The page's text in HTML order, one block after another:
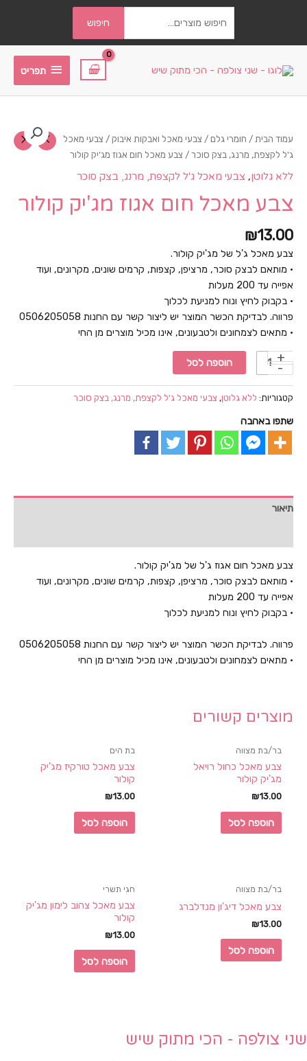
עבור:
חיפוש
תפריט
תפריט
עמוד הבית / חומרי גלם/ צבעי מאכל ואבקות איבוק/ צבעי מאכל
ג'ל לקצפת, מרנג, בצק סוכר/ צבע מאכל חום אגוז מג'יק קולור
ללא גלוטן, צבעי מאכל ג'ל לקצפת, מרנג, בצק סוכר
צבע מאכל חום אגוז מג'יק קולור
₪13.00
צבע מאכל ג'ל של מג'יק קולור.
• מותאם לבצק סוכר, מרציפן, קצפות, קרמים שונים, מקרונים, ועוד
אפייה עד 200 מעלות
• בקבוק לחיץ ונוח למניעת לכלוך
פרווה. לבדיקת הכשר המוצר יש ליצור קשר עם החנות 0506205058
• מתאים לצמחונים ולטבעונים, אינו מכיל מוצרים מן החי
כמות
של
צבע
מאכל
חום
אגוז
מג'יק
הוספה לסל
קטגוריות: ללא גלוטן, צבעי מאכל ג'ל לקצפת, מרנג, בצק סוכר
שתפו באהבה
תיאור
צבע מאכל חום אגוז ג'ל של מג'יק קולור.
• מותאם לבצק סוכר, מרציפן, קצפות, קרמים שונים, מקרונים, ועוד
אפייה עד 200 מעלות
• בקבוק לחיץ ונוח למניעת לכלוך
פרווה. לבדיקת הכשר המוצר יש ליצור קשר עם החנות 0506205058
• מתאים לצמחונים ולטבעונים, אינו מכיל מוצרים מן החי
מוצרים קשורים
בר/בת מצווה
צבע מאכל כחול רויאל
מג'יק קולור
₪13.00
הוספה לסל
בת הים
צבע מאכל טורקיז מג'יק
קולור
₪13.00
הוספה לסל
בר/בת מצווה
צבע מאכל דיג'ון מנדלברג
₪13.00
הוספה לסל
חגי תשרי
צבע מאכל צהוב לימון מג'יק
קולור
₪13.00
הוספה לסל
שני צולפה - הכי מתוק שיש